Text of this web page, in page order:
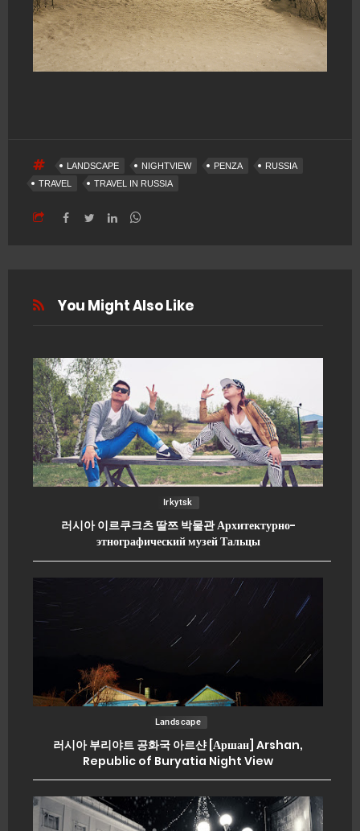
LANDSCAPE NIGHTVIEW PENZA
RUSSIA
TRAVEL
TRAVEL IN RUSSIA
You Might Also Like
Irkytsk
러시아 이르쿠크츠 딸쯔 박물관 Архитектурно-
этнографический музей Тальцы
Landscape
러시아 부리야트 공화국 아르샨 [Аршан] Arshan,
Republic of Buryatia Night View